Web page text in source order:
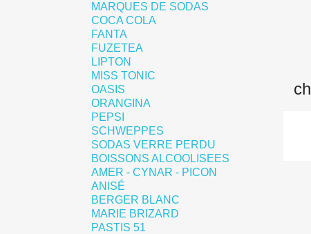
MARQUES DE SODAS
COCA COLA
FANTA
FUZETEA
LIPTON
MISS TONIC
OASIS
ORANGINA
PEPSI
SCHWEPPES
SODAS VERRE PERDU
BOISSONS ALCOOLISEES
AMER - CYNAR - PICON
ANISÉ
BERGER BLANC
MARIE BRIZARD
PASTIS 51